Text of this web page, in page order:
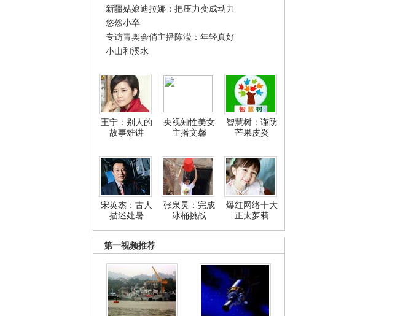
新疆姑娘迪拉娜：把压力变成动力
悠然小卒
专访青奥会俏主播陈滢：年轻真好
小山和溪水
王宁：别人的
故事难讲
央视知性美女
主播文馨
智慧树：谨防
芒果皮炎
宋英杰：古人
描述处暑
张泉灵：完成
冰桶挑战
爆红网络十大
正太萝莉
第一视频推荐